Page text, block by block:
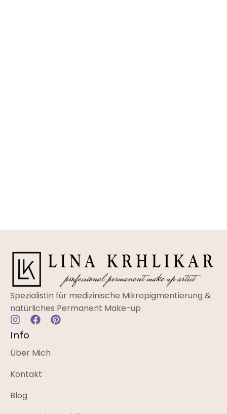
Spezialistin für medizinische Mikropigmentierung &
natürliches Permanent Make-up
Info
Über Mich
Kontakt
Blog